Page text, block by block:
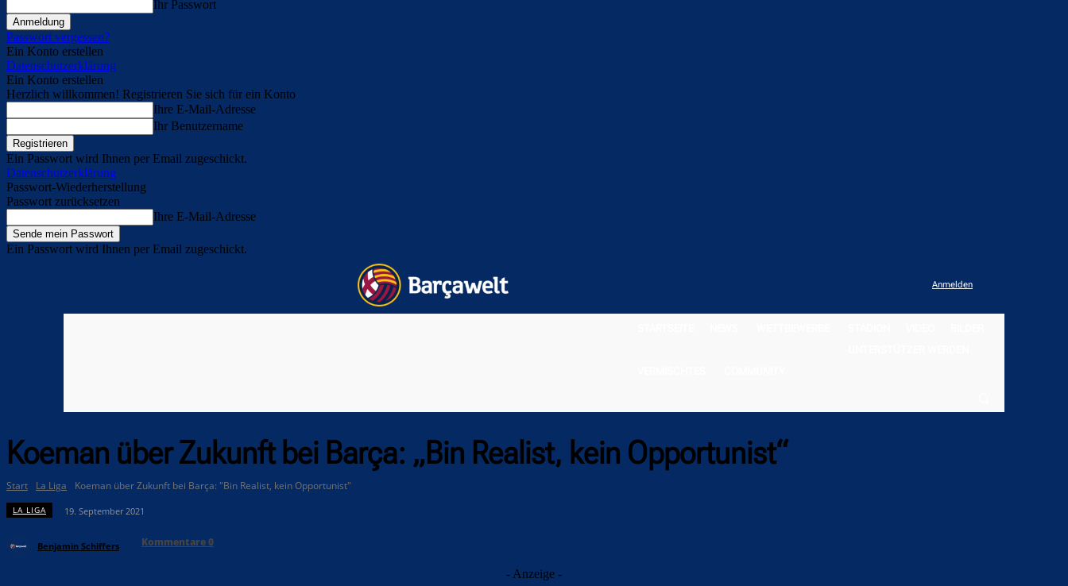
Ihr Passwort
Passwort vergessen?
Ein Konto erstellen
Datenschutzerklärung
Ein Konto erstellen
Herzlich willkommen! Registrieren Sie sich für ein Konto
Ihre E-Mail-Adresse
Ihr Benutzername
Ein Passwort wird Ihnen per Email zugeschickt.
Datenschutzerklärung
Passwort-Wiederherstellung
Passwort zurücksetzen
Ihre E-Mail-Adresse
Ein Passwort wird Ihnen per Email zugeschickt.
Anmelden
Koeman über Zukunft bei Barça: „Bin Realist, kein Opportunist“
Start La Liga Koeman über Zukunft bei Barça: "Bin Realist, kein Opportunist"
LA LIGA 19. September 2021
Benjamin Schiffers Kommentare0
- Anzeige -